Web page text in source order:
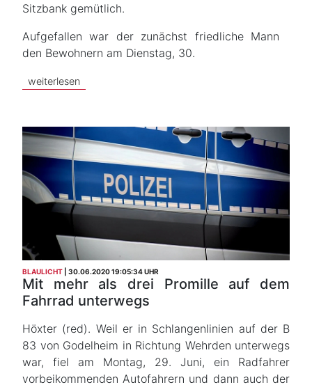
Sitzbank gemütlich.
Aufgefallen war der zunächst friedliche Mann
den Bewohnern am Dienstag, 30.
weiterlesen
BLAULICHT 30.06.2020 19:05:34 UHR
Mit mehr als drei Promille auf dem
Fahrrad unterwegs
Höxter (red). Weil er in Schlangenlinien auf der B
83 von Godelheim in Richtung Wehrden unterwegs
war, fiel am Montag, 29. Juni, ein Radfahrer
vorbeikommenden Autofahrern und dann auch der